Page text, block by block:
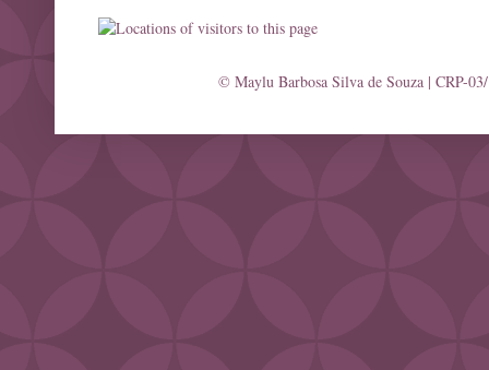
© Maylu Barbosa Silva de Souza | CRP-